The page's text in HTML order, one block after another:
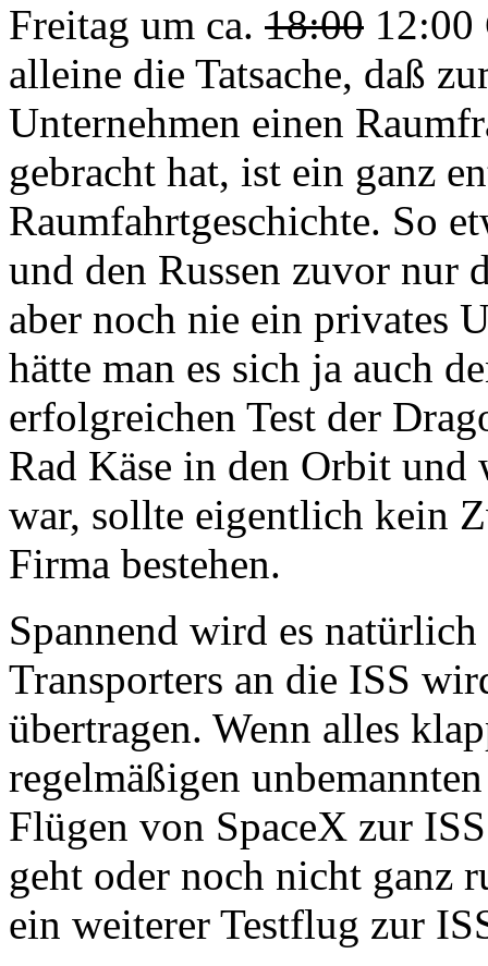
Freitag um ca. 18:00 12:00
alleine die Tatsache, daß
Unternehmen einen
gebracht hat, ist ein ganz
Raumfahrtgeschichte. So
und den Russen zuvor nur
aber noch nie ein privates
hätte man es sich ja auch
erfolgreichen Test der
Rad Käse in den Orbit und
war, sollte eigentlich kein
Firma bestehen.
Spannend wird es
Transporters an die ISS
übertragen. Wenn alles
regelmäßigen
Flügen von SpaceX zur
geht oder noch nicht ganz
ein weiterer Testflug zur